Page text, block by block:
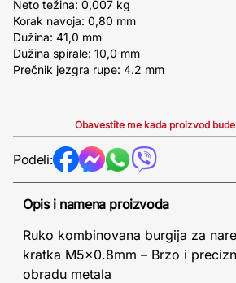
Neto težina: 0,007 kg
Korak navoja: 0,80 mm
Dužina: 41,0 mm
Dužina spirale: 10,0 mm
Prečnik jezgra rupe: 4.2 mm
Obavestite me kada proizvod
Podeli:
Opis i namena proizvoda
Ruko kombinovana burgija za
kratka M5x0.8mm – Brzo i
obradu metala